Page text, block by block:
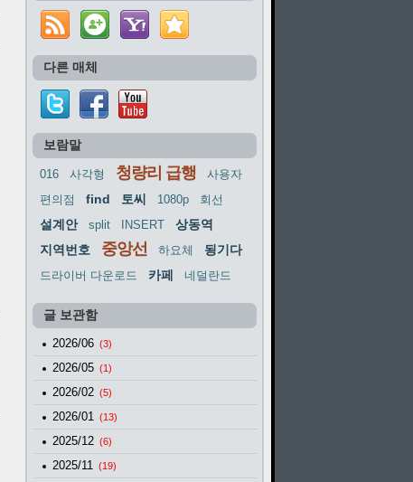
다른 매체
보람말
016 사각형 청량리 급행
사용자
편의점
find 토씨 1080p 회선
설계안 split INSERT
상동역
지역번호
중앙선 하요체 됭기다
드라이버 다운로드 카페 네덜란드
글 보관함
2026/06 (3)
2026/05 (1)
2026/02 (5)
2026/01 (13)
2025/12 (6)
2025/11 (19)